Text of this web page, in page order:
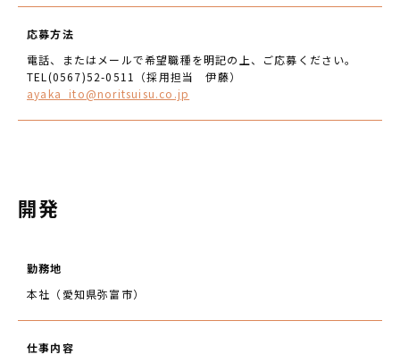
応募方法
電話、またはメールで希望職種を明記の上、ご応募ください。
TEL(0567)52-0511（採用担当 伊藤）
ayaka_ito@noritsuisu.co.jp
開発
勤務地
本社（愛知県弥富市）
仕事内容